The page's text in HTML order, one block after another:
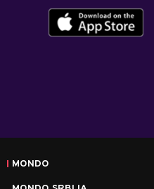
MONDO